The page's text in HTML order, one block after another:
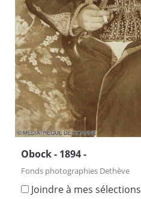
Obock - 1894 -
Fonds photographies Dethève
Joindre à mes sélections